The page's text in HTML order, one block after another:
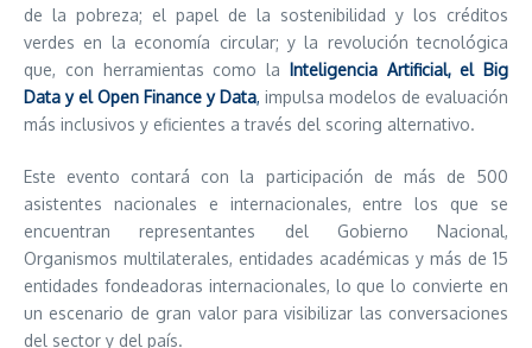
de la pobreza; el papel de la sostenibilidad y los créditos
verdes en la economía circular; y la revolución tecnológica
que, con herramientas como la Inteligencia Artificial, el Big
Data y el Open Finance y Data, impulsa modelos de evaluación
más inclusivos y eficientes a través del scoring alternativo.
Este evento contará con la participación de más de 500
asistentes nacionales e internacionales, entre los que se
encuentran representantes del Gobierno Nacional,
Organismos multilaterales, entidades académicas y más de 15
entidades fondeadoras internacionales, lo que lo convierte en
un escenario de gran valor para visibilizar las conversaciones
del sector y del país.